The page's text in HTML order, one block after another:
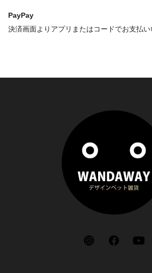
PayPay
決済画面よりアプリまたはコードでお支払い